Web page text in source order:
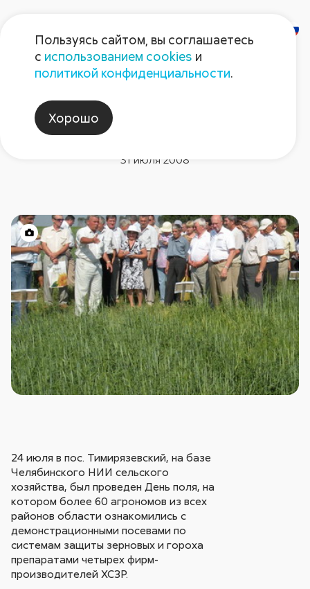
Новости компании
Челябинск: ставка на
«химический» пар
31 июля 2008
24 июля в пос. Тимирязевский, на базе
Челябинского НИИ сельского
хозяйства, был проведен День поля, на
котором более 60 агрономов из всех
районов области ознакомились с
демонстрационными посевами по
системам защиты зерновых и гороха
препаратами четырех фирм-
производителей ХСЗР.
Пользуясь сайтом, вы соглашаетесь
с использованием cookies и
политикой конфиденциальности.
Хорошо